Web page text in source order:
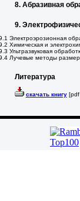
8. Абразивная
9.
Электроэрозионная
Химическая и
Ультразвуковая
Лучевые методы
Литература
скачать книгу